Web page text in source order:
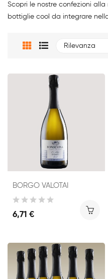
Scopri le nostre confezioni
bottiglie cool da integrare
Rilevanza
BORGO VALOTAI
6,71 €